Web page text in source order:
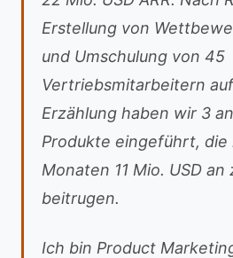
Erstellung von
und Umschulung von 45
Vertriebsmitarbeitern
Erzählung haben wir 3
Produkte eingeführt, die
Monaten 11 Mio. USD an
beitrugen.
Ich bin Product